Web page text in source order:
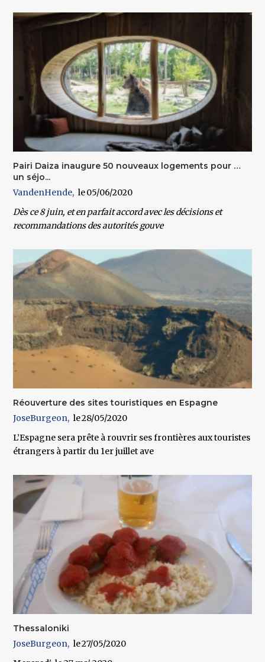
Pairi Daiza inaugure 50 nouveaux logements pour …
un séjo...
VandenHende
05/06/2020
Dès ce 8 juin, et en parfait accord avec les décisions et
recommandations des autorités gouve
Réouverture des sites touristiques en Espagne
JoseBurgeon
28/05/2020
L’Espagne sera prête à rouvrir ses frontières aux touristes
étrangers à partir du 1er juillet ave
Thessaloniki
JoseBurgeon
27/05/2020